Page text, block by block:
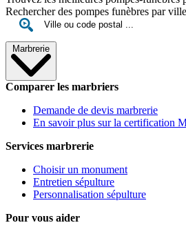
Rechercher des pompes funèbres par
Marbrerie
Comparer les marbriers
Demande de devis marbrerie
En savoir plus sur la certification
Services marbrerie
Choisir un monument
Entretien sépulture
Personnalisation sépulture
Pour vous aider